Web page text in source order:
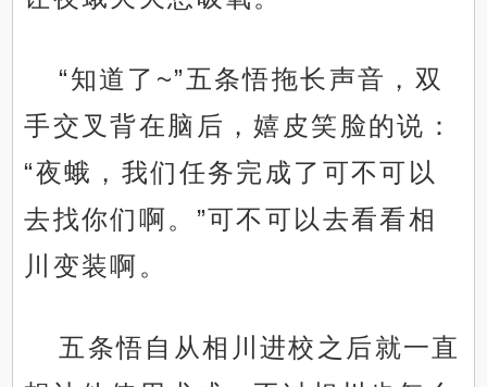
“知道了~”五条悟拖长声音，双
手交叉背在脑后，嬉皮笑脸的说：
“夜蛾，我们任务完成了可不可以
去找你们啊。”可不可以去看看相
川变装啊。
五条悟自从相川进校之后就一直